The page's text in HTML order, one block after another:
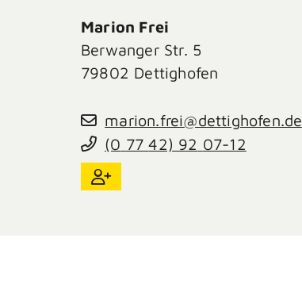
Marion Frei
Berwanger Str. 5
79802 Dettighofen
marion.frei@dettighofen.de
(0 77 42) 92 07-12